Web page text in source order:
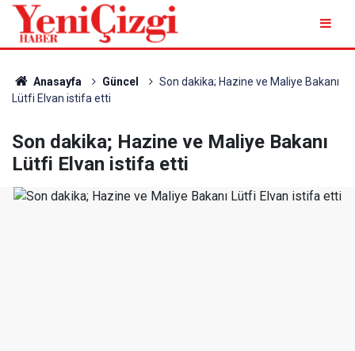
Anasayfa Güncel
Son dakika; Hazine ve Maliye Bakanı
Lütfi Elvan istifa etti
Son dakika; Hazine ve Maliye Bakanı
Lütfi Elvan istifa etti